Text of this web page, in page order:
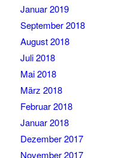
Januar 2019
September 2018
August 2018
Juli 2018
Mai 2018
März 2018
Februar 2018
Januar 2018
Dezember 2017
November 2017